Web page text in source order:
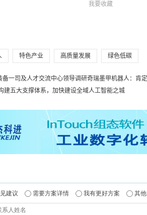
我要收藏
特色产业 高质量发展 绿色低碳
备一司及人才交流中心领导调研奇瑞墨甲机器人：肯
建五大支撑体系，加快建设全域人工智能之城